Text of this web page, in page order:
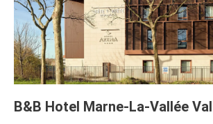
B&B Hotel Marne-La-Vallée